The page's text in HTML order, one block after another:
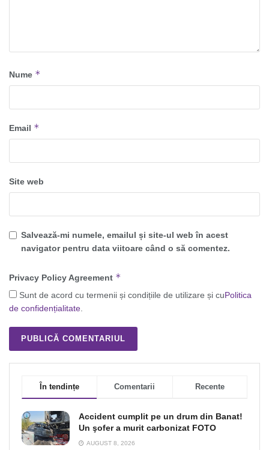
Nume *
Email *
Site web
Salvează-mi numele, emailul și site-ul web în acest
navigator pentru data viitoare când o să comentez.
Privacy Policy Agreement *
Sunt de acord cu termenii și condițiile de utilizare și cuPolitica
de confidențialitate.
În tendințe Comentarii Recente
Accident cumplit pe un drum din Banat!
Un şofer a murit carbonizat FOTO
AUGUST 8, 2026